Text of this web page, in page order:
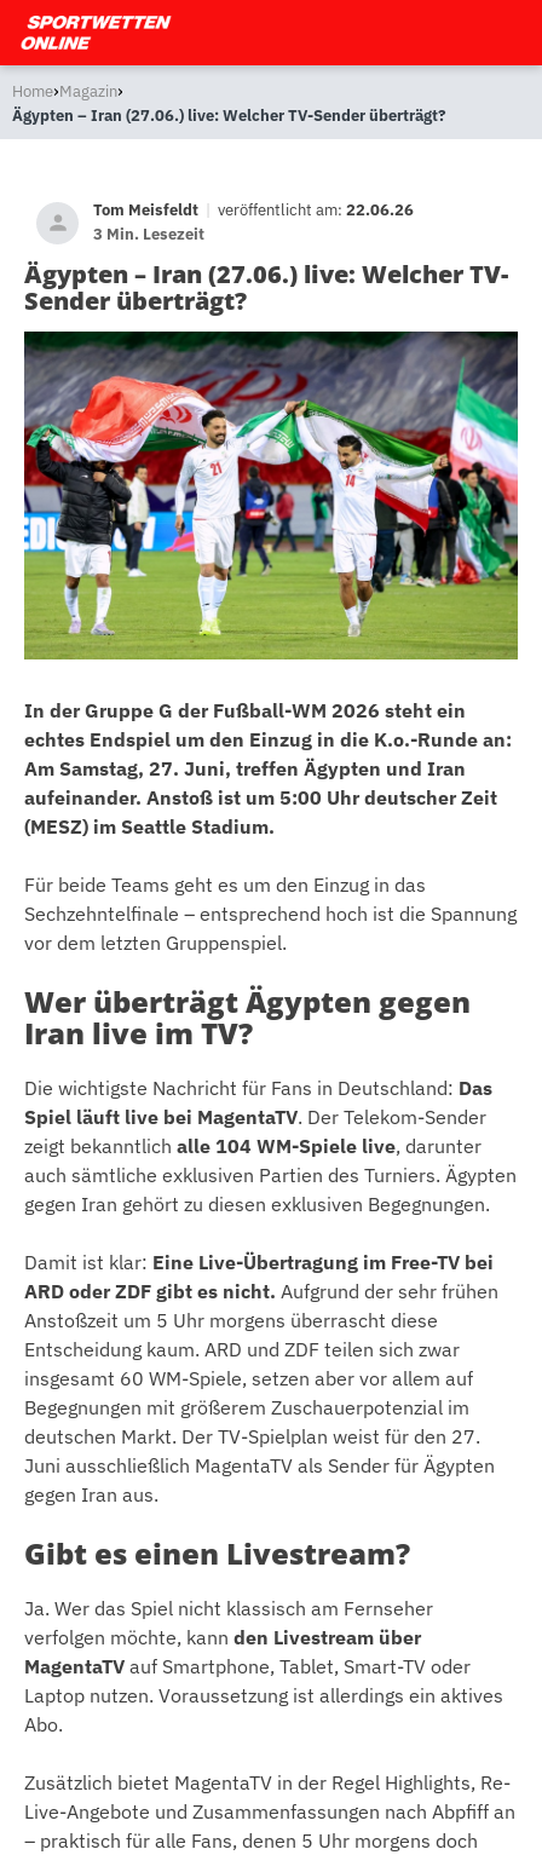
Home›Magazin›
Ägypten – Iran (27.06.) live: Welcher TV-Sender überträgt?
Tom Meisfeldt | veröffentlicht am: 22.06.26
3 Min. Lesezeit
Ägypten – Iran (27.06.) live: Welcher TV-
Sender überträgt?
In der Gruppe G der Fußball-WM 2026 steht ein
echtes Endspiel um den Einzug in die K.o.-Runde an:
Am Samstag, 27. Juni, treffen Ägypten und Iran
aufeinander. Anstoß ist um 5:00 Uhr deutscher Zeit
(MESZ) im Seattle Stadium.
Für beide Teams geht es um den Einzug in das
Sechzehntelfinale – entsprechend hoch ist die Spannung
vor dem letzten Gruppenspiel.
Wer überträgt Ägypten gegen
Iran live im TV?
Die wichtigste Nachricht für Fans in Deutschland: Das
Spiel läuft live bei MagentaTV. Der Telekom-Sender
zeigt bekanntlich alle 104 WM-Spiele live, darunter
auch sämtliche exklusiven Partien des Turniers. Ägypten
gegen Iran gehört zu diesen exklusiven Begegnungen.
Damit ist klar: Eine Live-Übertragung im Free-TV bei
ARD oder ZDF gibt es nicht. Aufgrund der sehr frühen
Anstoßzeit um 5 Uhr morgens überrascht diese
Entscheidung kaum. ARD und ZDF teilen sich zwar
insgesamt 60 WM-Spiele, setzen aber vor allem auf
Begegnungen mit größerem Zuschauerpotenzial im
deutschen Markt. Der TV-Spielplan weist für den 27.
Juni ausschließlich MagentaTV als Sender für Ägypten
gegen Iran aus.
Gibt es einen Livestream?
Ja. Wer das Spiel nicht klassisch am Fernseher
verfolgen möchte, kann den Livestream über
MagentaTV auf Smartphone, Tablet, Smart-TV oder
Laptop nutzen. Voraussetzung ist allerdings ein aktives
Abo.
Zusätzlich bietet MagentaTV in der Regel Highlights, Re-
Live-Angebote und Zusammenfassungen nach Abpfiff an
– praktisch für alle Fans, denen 5 Uhr morgens doch